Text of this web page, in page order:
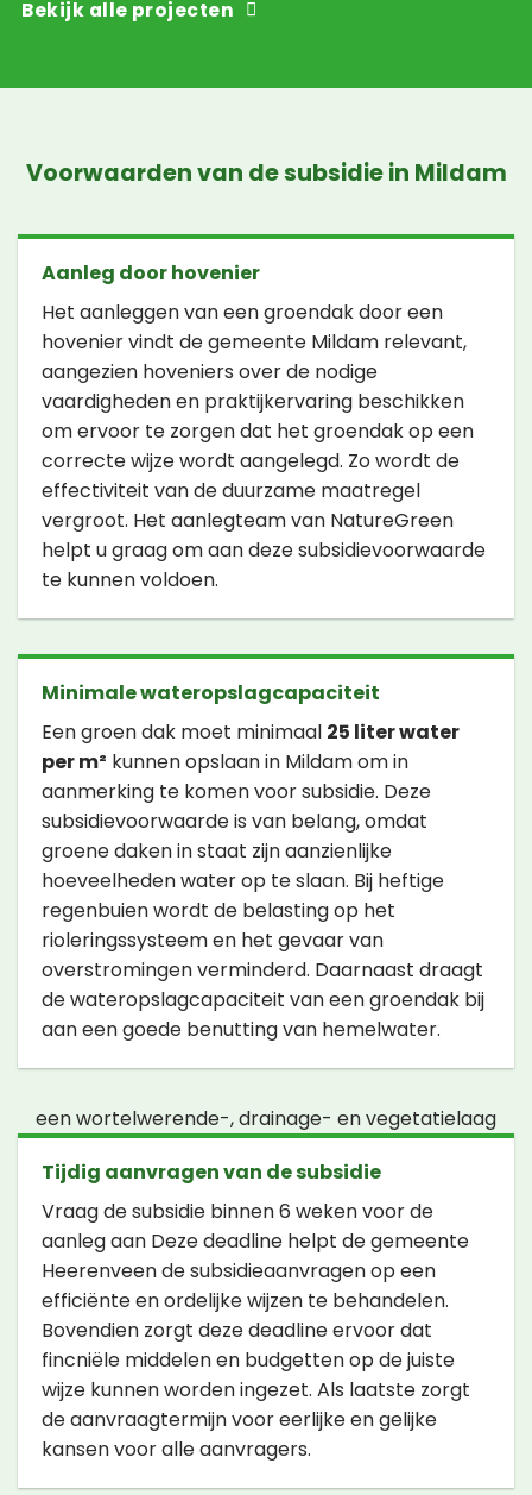
Bekijk alle projecten
Voorwaarden van de subsidie in Mildam
Aanleg door hovenier
Het aanleggen van een groendak door een
hovenier vindt de gemeente Mildam relevant,
aangezien hoveniers over de nodige
vaardigheden en praktijkervaring beschikken
om ervoor te zorgen dat het groendak op een
correcte wijze wordt aangelegd. Zo wordt de
effectiviteit van de duurzame maatregel
vergroot. Het aanlegteam van NatureGreen
helpt u graag om aan deze subsidievoorwaarde
te kunnen voldoen.
Minimale wateropslagcapaciteit
Een groen dak moet minimaal 25 liter water
per m² kunnen opslaan in Mildam om in
aanmerking te komen voor subsidie. Deze
subsidievoorwaarde is van belang, omdat
groene daken in staat zijn aanzienlijke
hoeveelheden water op te slaan. Bij heftige
regenbuien wordt de belasting op het
rioleringssysteem en het gevaar van
overstromingen verminderd. Daarnaast draagt
de wateropslagcapaciteit van een groendak bij
aan een goede benutting van hemelwater.
een wortelwerende-, drainage- en vegetatielaag
Tijdig aanvragen van de subsidie
Vraag de subsidie binnen 6 weken voor de
aanleg aan Deze deadline helpt de gemeente
Heerenveen de subsidieaanvragen op een
efficiënte en ordelijke wijzen te behandelen.
Bovendien zorgt deze deadline ervoor dat
fincniële middelen en budgetten op de juiste
wijze kunnen worden ingezet. Als laatste zorgt
de aanvraagtermijn voor eerlijke en gelijke
kansen voor alle aanvragers.